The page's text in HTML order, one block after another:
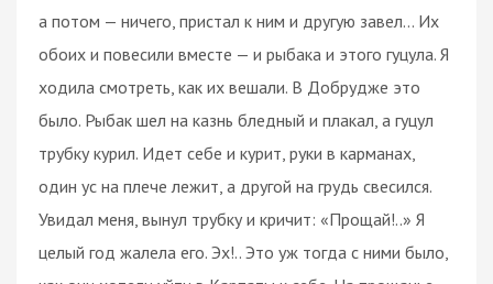
а потом — ничего, пристал к ним и другую завел... Их
обоих и повесили вместе — и рыбака и этого гуцула. Я
ходила смотреть, как их вешали. В Добрудже это
было. Рыбак шел на казнь бледный и плакал, а гуцул
трубку курил. Идет себе и курит, руки в карманах,
один ус на плече лежит, а другой на грудь свесился.
Увидал меня, вынул трубку и кричит: «Прощай!..» Я
целый год жалела его. Эх!.. Это уж тогда с ними было,